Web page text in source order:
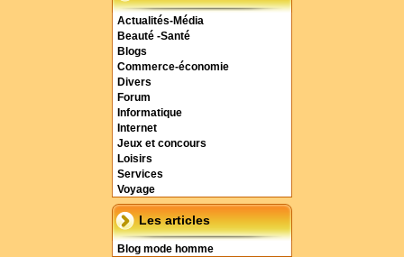
Actualités-Média
Beauté -Santé
Blogs
Commerce-économie
Divers
Forum
Informatique
Internet
Jeux et concours
Loisirs
Services
Voyage
Les articles
Blog mode homme